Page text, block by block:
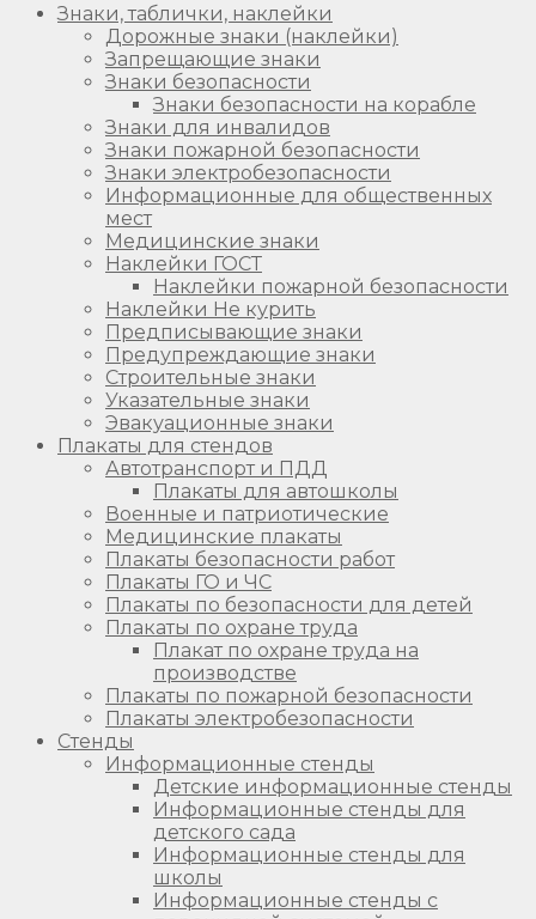
Знаки, таблички, наклейки
Дорожные знаки (наклейки)
Запрещающие знаки
Знаки безопасности
Знаки безопасности на корабле
Знаки для инвалидов
Знаки пожарной безопасности
Знаки электробезопасности
Информационные для общественных
мест
Медицинские знаки
Наклейки ГОСТ
Наклейки пожарной безопасности
Наклейки Не курить
Предписывающие знаки
Предупреждающие знаки
Строительные знаки
Указательные знаки
Эвакуационные знаки
Плакаты для стендов
Автотранспорт и ПДД
Плакаты для автошколы
Военные и патриотические
Медицинские плакаты
Плакаты безопасности работ
Плакаты ГО и ЧС
Плакаты по безопасности для детей
Плакаты по охране труда
Плакат по охране труда на
производстве
Плакаты по пожарной безопасности
Плакаты электробезопасности
Стенды
Информационные стенды
Детские информационные стенды
Информационные стенды для
детского сада
Информационные стенды для
школы
Информационные стенды с